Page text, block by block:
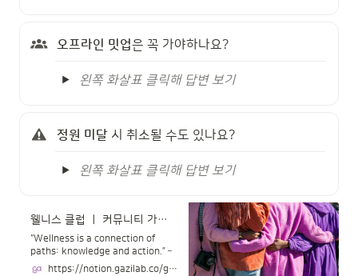
오프라인 밋업은 꼭 가야하나요?
왼쪽 화살표 클릭해 답변 보기
정원 미달 시 취소될 수도 있나요?
왼쪽 화살표 클릭해 답변 보기
웰니스 클럽 ㅣ 커뮤니티 가이드라인
“Wellness is a connection of
paths: knowledge and action.” –
Joshua Holtz
https://notion.gazilab.co/gazipie_guideline